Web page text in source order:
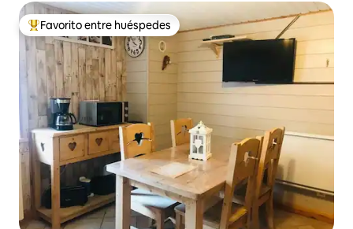
Favorito entre huéspedes preferido
Favorito entre huéspedes